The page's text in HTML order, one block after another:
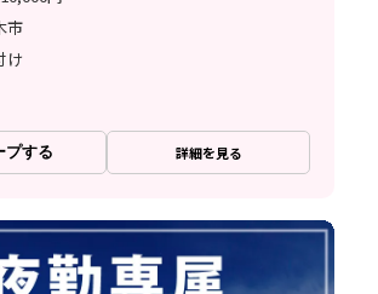
市
け
プする 詳細を見る